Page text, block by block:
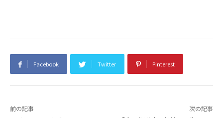
Facebook Twitter Pinterest
前の記事 次の記事